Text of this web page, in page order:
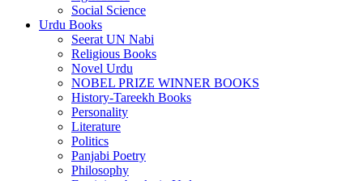
Social Science
Urdu Books
Seerat UN Nabi
Religious Books
Novel Urdu
NOBEL PRIZE WINNER BOOKS
History-Tareekh Books
Personality
Literature
Politics
Panjabi Poetry
Philosophy